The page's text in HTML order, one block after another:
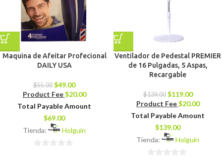
Maquina de Afeitar Profecional
DAILY USA
$55.00 $49.00
Product Fee $20.00
Total Payable Amount
$69.00
Tienda:
Holguín
Ventilador de Pedestal PREMIER
de 16 Pulgadas, 5 Aspas,
Recargable
$139.00 $119.00
Product Fee $20.00
Total Payable Amount
$139.00
Tienda:
Holguín